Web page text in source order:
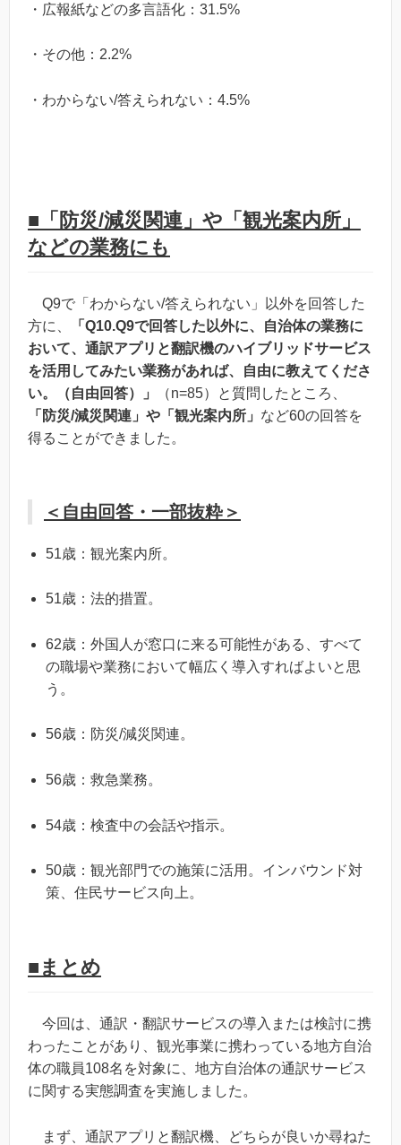
・広報紙などの多言語化：31.5%
・その他：2.2%
・わからない/答えられない：4.5%
■「防災/減災関連」や「観光案内所」
などの業務にも
Q9で「わからない/答えられない」以外を回答した
方に、
「Q10.Q9で回答した以外に、自治体の業務に
おいて、通訳アプリと翻訳機のハイブリッドサービス
を活用してみたい業務があれば、自由に教えてくださ
い。（自由回答）」
（n=85）と質問したところ、
「防災/減災関連」や「観光案内所」 など60の回答を
得ることができました。
＜自由回答・一部抜粋＞
51歳：観光案内所。
51歳：法的措置。
62歳：外国人が窓口に来る可能性がある、すべて
の職場や業務において幅広く導入すればよいと思
う。
56歳：防災/減災関連。
56歳：救急業務。
54歳：検査中の会話や指示。
50歳：観光部門での施策に活用。インバウンド対
策、住民サービス向上。
■まとめ
今回は、通訳・翻訳サービスの導入または検討に携
わったことがあり、観光事業に携わっている地方自治
体の職員108名を対象に、地方自治体の通訳サービス
に関する実態調査を実施しました。
まず、通訳アプリと翻訳機、どちらが良いか尋ねた